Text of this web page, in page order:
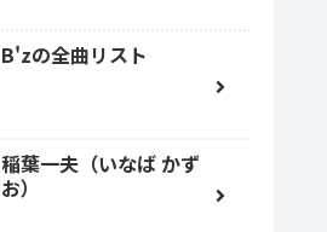
B'zの全曲リスト
稲葉一夫（いなば かず
お）